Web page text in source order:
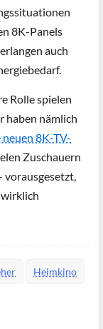
8K-Panels
auch
Rolle spielen
haben nämlich
neuen 8K-TV-
Zuschauern
vorausgesetzt,
wirklich
Heimkino